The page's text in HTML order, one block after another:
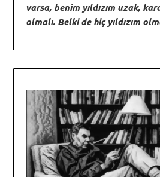
varsa, benim yıldızım uzak,
olmalı. Belki de hiç yıldızım